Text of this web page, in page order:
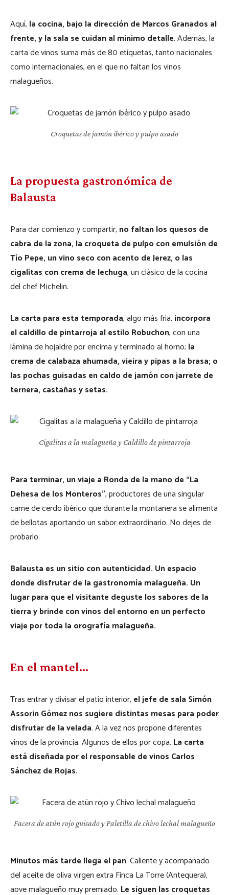
Aquí, la cocina, bajo la dirección de Marcos Granados al
frente, y la sala se cuidan al mínimo detalle. Además, la
carta de vinos suma más de 80 etiquetas, tanto nacionales
como internacionales, en el que no faltan los vinos
malagueños.
Croquetas de jamón ibérico y pulpo asado
La propuesta gastronómica de
Balausta
Para dar comienzo y compartir, no faltan los quesos de
cabra de la zona, la croqueta de pulpo con emulsión de
Tío Pepe, un vino seco con acento de Jerez, o las
cigalitas con crema de lechuga, un clásico de la cocina
del chef Michelin.
La carta para esta temporada, algo más fría, incorpora
el caldillo de pintarroja al estilo Robuchon, con una
lámina de hojaldre por encima y terminado al horno; la
crema de calabaza ahumada, vieira y pipas a la brasa; o
las pochas guisadas en caldo de jamón con jarrete de
ternera, castañas y setas.
Cigalitas a la malagueña y Caldillo de pintarroja
Para terminar, un viaje a Ronda de la mano de “La
Dehesa de los Monteros”, productores de una singular
carne de cerdo ibérico que durante la montanera se alimenta
de bellotas aportando un sabor extraordinario. No dejes de
probarlo.
Balausta es un sitio con autenticidad. Un espacio
donde disfrutar de la gastronomía malagueña. Un
lugar para que el visitante deguste los sabores de la
tierra y brinde con vinos del entorno en un perfecto
viaje por toda la orografía malagueña.
En el mantel…
Tras entrar y divisar el patio interior, el jefe de sala Simón
Assorin Gómez nos sugiere distintas mesas para poder
disfrutar de la velada. A la vez nos propone diferentes
vinos de la provincia. Algunos de ellos por copa. La carta
está diseñada por el responsable de vinos Carlos
Sánchez de Rojas.
Facera de atún rojo guisado y Paletilla de chivo lechal malagueño
Minutos más tarde llega el pan. Caliente y acompañado
del aceite de oliva virgen extra Finca La Torre (Antequera),
aove malagueño muy premiado. Le siguen las croquetas